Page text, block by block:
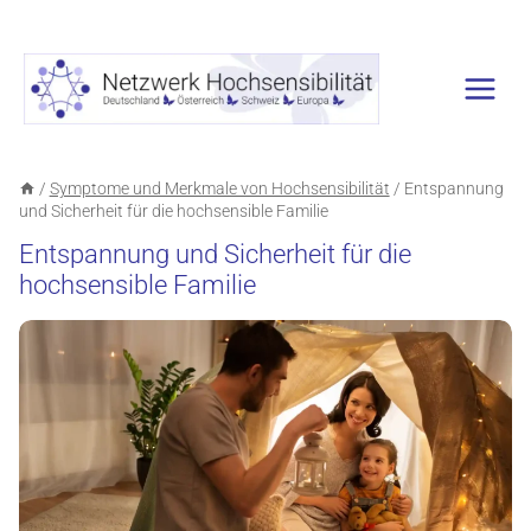
springen
/ Symptome und Merkmale von Hochsensibilität / Entspannung
und Sicherheit für die hochsensible Familie
Entspannung und Sicherheit für die
hochsensible Familie